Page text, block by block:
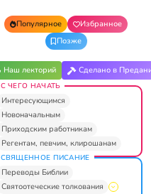
Популярное
Избранное
Позже
Наш лекторий Сделано в
С ЧЕГО НАЧАТЬ
Интересующимся
Новоначальным
Приходским работникам
Регентам, певчим, клирошанам
СВЯЩЕННОЕ ПИСАНИЕ
Переводы Библии
Святоотеческие толкования